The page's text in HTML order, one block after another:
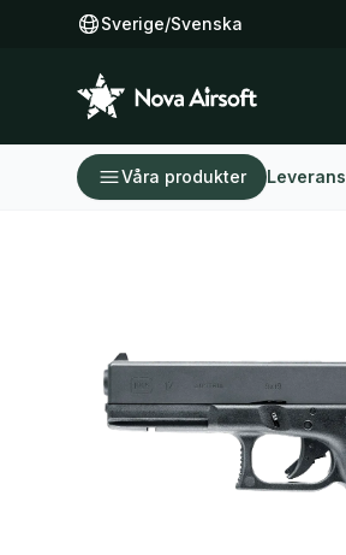
Sverige/Svenska
Våra produkter Leverans